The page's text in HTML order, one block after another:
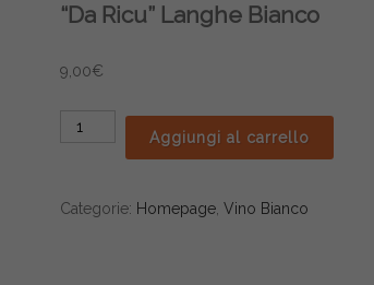
“Da Ricu” Langhe Bianco
9,00€
"Da
Bianco
Aggiungi al carrello
Categorie: Homepage, Vino Bianco